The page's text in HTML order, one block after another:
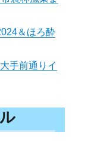
＆ほろ酔
手前通りイ